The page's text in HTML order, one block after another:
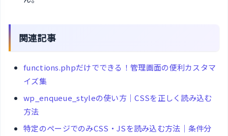
関連記事
functions.phpだけでできる！管理画面の便利カスタマ
イズ集
wp_enqueue_styleの使い方｜CSSを正しく読み込む
方法
特定のページでのみCSS・JSを読み込む方法｜条件分